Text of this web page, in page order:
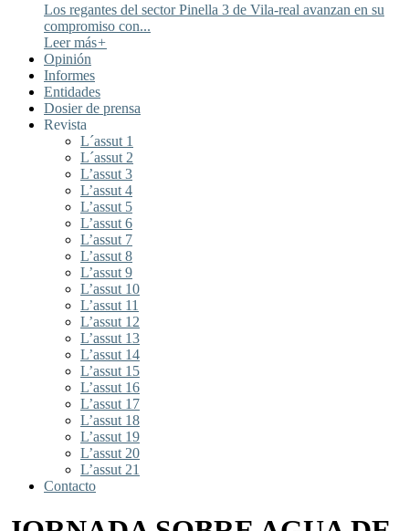
Los regantes del sector Pinella 3 de Vila-real avanzan en su
compromiso con...
Leer más+
Opinión
Informes
Entidades
Dosier de prensa
Revista
L´assut 1
L´assut 2
L’assut 3
L’assut 4
L’assut 5
L’assut 6
L’assut 7
L’assut 8
L’assut 9
L’assut 10
L’assut 11
L’assut 12
L’assut 13
L’assut 14
L’assut 15
L’assut 16
L’assut 17
L’assut 18
L’assut 19
L’assut 20
L’assut 21
Contacto